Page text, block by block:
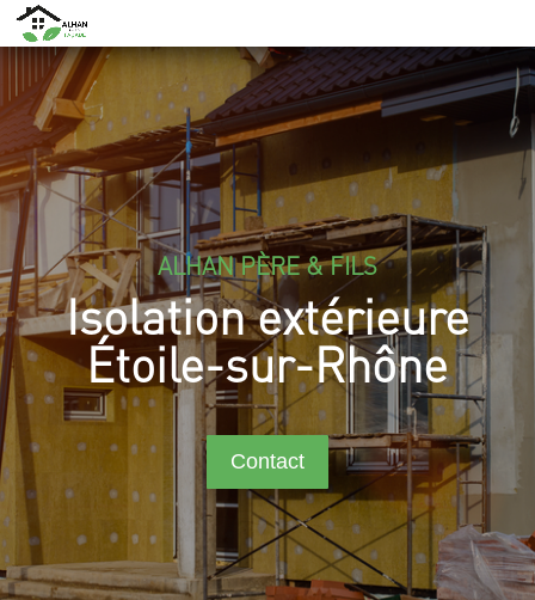
ALHAN PÈRE & FILS
Isolation extérieure
Étoile-sur-Rhône
Contact